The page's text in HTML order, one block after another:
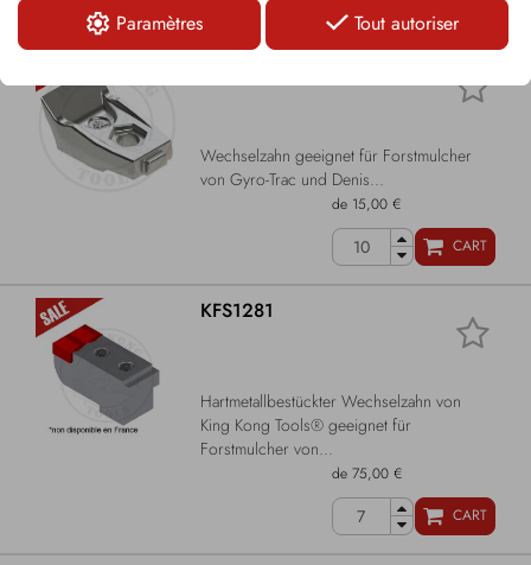
Paramètres Tout autoriser
Wechselzahn geeignet für Forstmulcher
von Gyro-Trac und Denis...
de 15,00 €
CART
KFS1281
Hartmetallbestückter Wechselzahn von
King Kong Tools® geeignet für
Forstmulcher von...
de 75,00 €
CART